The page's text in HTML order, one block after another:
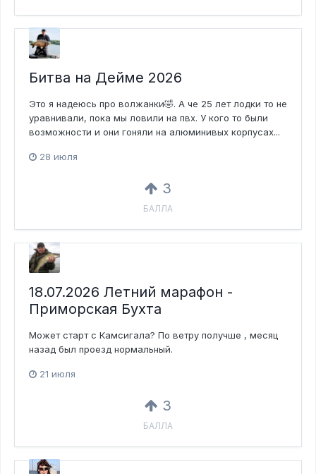
Битва на Дейме 2026
Это я надеюсь про волжанки🤣. А че 25 лет лодки то не
уравнивали, пока мы ловили на пвх. У кого то были
возможности и они гоняли на алюминивых корпусах...
28 июля
3
БАЛЛА
18.07.2026 Летний марафон -
Приморская Бухта
Может старт с Камсигала? По ветру получше , месяц
назад был проезд нормальный.
21 июля
3
БАЛЛА